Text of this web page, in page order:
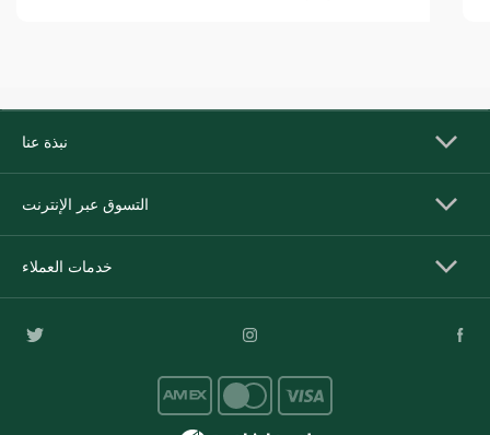
نبذة عنا
التسوق عبر الإنترنت
خدمات العملاء